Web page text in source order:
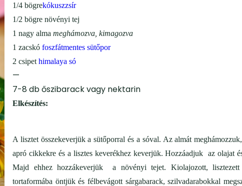
1/4 bögrekókuszzsír
1/2 bögre növényi tej
1 nagy alma meghámozva, kimagozva
1 zacskó foszfátmentes sütőpor
2 csipet himalaya só
—
7-8 db őszibarack vagy nektarin
Elkészítés:
A lisztet összekeverjük a sütőporral és a sóval. Az almát
apró cikkekre és a lisztes keverékhez keverjük. Hozzáadjuk az olajat
Majd ehhez hozzákeverjük a növényi tejet. Kiolajozott, lisztezett
tortaformába öntjük és félbevágott sárgabarack, szilvadarabokkal